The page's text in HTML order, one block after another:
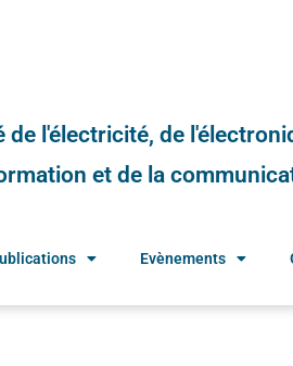
de l'électricité, de
et de la
Evènements